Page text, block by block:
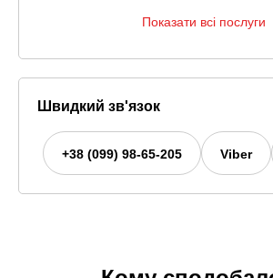
Показати всі послуги
Швидкий зв'язок
+38 (099) 98-65-205 Viber